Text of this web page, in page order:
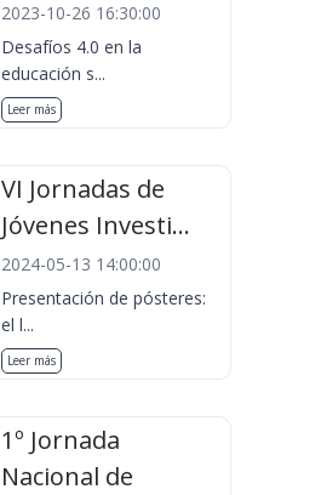
2023-10-26 16:30:00
Desafíos 4.0 en la
educación s...
Leer más
VI Jornadas de
Jóvenes Investi...
2024-05-13 14:00:00
Presentación de pósteres:
el l...
Leer más
1º Jornada
Nacional de